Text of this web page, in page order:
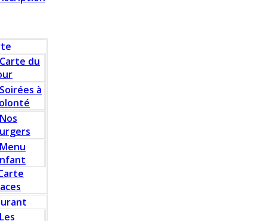
Carte du
Soirées à
Nos
Menu
Les